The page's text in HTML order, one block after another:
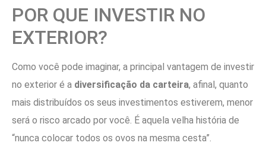
POR QUE INVESTIR NO
EXTERIOR?
Como você pode imaginar, a principal vantagem de investir
no exterior é a diversificação da carteira, afinal, quanto
mais distribuídos os seus investimentos estiverem, menor
será o risco arcado por você. É aquela velha história de
“nunca colocar todos os ovos na mesma cesta”.